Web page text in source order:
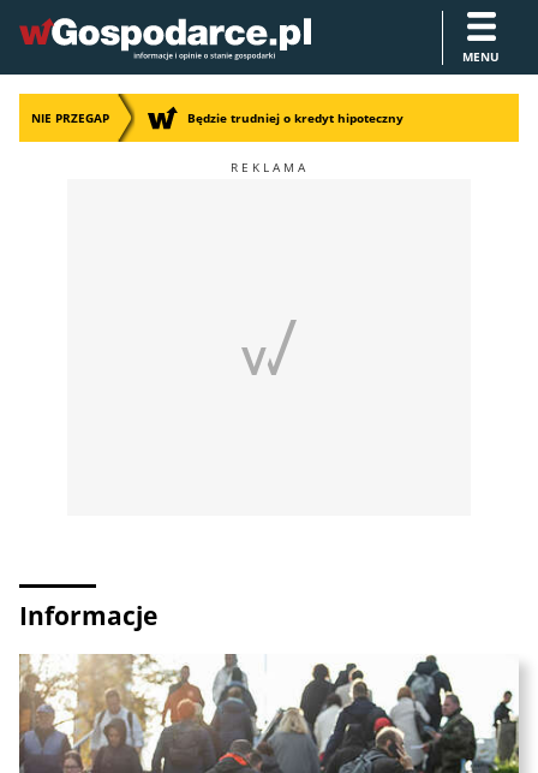
MENU
NIE PRZEGAP Będzie trudniej o kredyt hipoteczny
Informacje